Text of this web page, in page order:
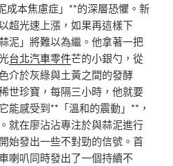
成本焦慮症」**的深層恐懼。新
超光速上漲，如果再這樣下
泥」將難以為繼。他拿著一把
台北汽車零件芒的小銀勺，從
介於灰綠與土黃之間的發酵
世珍寶，每隔三小時，他就要
能感受到**「溫和的震動」**，
就在廖沾沾專注於與蒜泥進行
始發出一些不對勁的信號。首
喇叭同時發出了一個持續不